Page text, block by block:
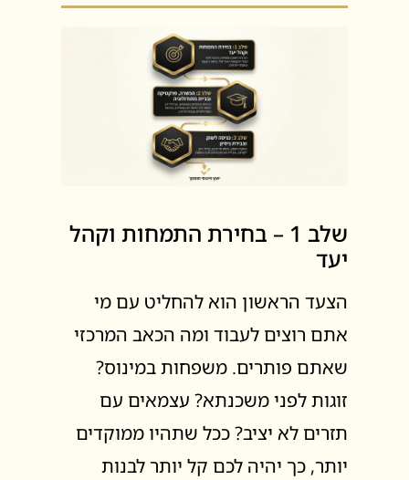
שלב 1 – בחירת התמחות וקהל
יעד
הצעד הראשון הוא להחליט עם מי
אתם רוצים לעבוד ומה הכאב המרכזי
שאתם פותרים. משפחות במינוס?
זוגות לפני משכנתא? עצמאים עם
תזרים לא יציב? ככל שתהיו ממוקדים
יותר, כך יהיה לכם קל יותר לבנות